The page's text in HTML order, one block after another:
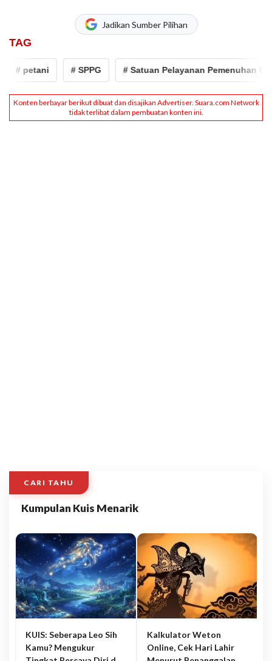
Jadikan Sumber Pilihan
TAG
petani # SPPG # Satuan Pelayanan Pemenuhan Gizi
CARI TAHU
Kumpulan Kuis Menarik
KUIS: Seberapa Leo Sih
Kamu? Mengukur
Kalkulator Weton
Online, Cek Hari Lahir